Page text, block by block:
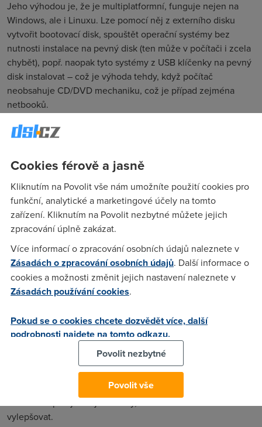
Jeho výhodou je, že je multiplatformní, funguje nejen na
Windows, ale i Linuxu. Lze pomocí něj z externího disku
vytvořit bootovací disk, spouštět operační systémy bez
nutnosti instalace na pevný disk (ten může v počítači i zcela
chybět), popř. naopak tyto systémy z USB klíčenky na pevný
disk instalovat – což je výhoda tehdy, když počítač
neobsahuje CD/DVD mechaniku, což je případ zejména
netbooků.
Jak na to…
USB portu, spustíte počítač a z USB disku nastartujete daný
systém (jako by šlo o pevný disk). K tomu je však potřeba
povolit bootování z USB v BIOSu nebo přejít do menu, ve
kterém si vyberete, z čeho chcete systém zavádět
(standardně máte na výběr pevný disk, CD/DVD, USB nebo
disketu).
Unetbootin obsahuje nabídku rozličných operačních
systémů – stačí si vybrat, jaký se vám líbí, a program jej sám
automaticky stáhne. Samozřejmě pokud již instalační obraz
(ISO) máte stažený, jen zadáte k němu cestu.
seznamu, vůbec ničemu to nevadí – prostě Unetbootin
řeknete, jaký ISO soubor má použít (jinými slovy, dostupný
seznam systémů ukazuje ty distribuce, které sám může
Program je zcela zdarma a vydávaný pod licencí GPLv2,
vylepšovat.
Cookies férově a jasně
Kliknutím na Povolit vše nám umožníte použití cookies pro
funkční, analytické a marketingové účely na tomto
zařízení. Kliknutím na Povolit nezbytné můžete jejich
zpracování úplně zakázat.
Více informací o zpracování osobních údajů naleznete v
Zásadách o zpracování osobních údajů. Další informace o
cookies a možnosti změnit jejich nastavení naleznete v
Zásadách používání cookies.
Pokud se o cookies chcete dozvědět více, další
podrobnosti najdete na tomto odkazu.
Povolit nezbytné
Povolit vše